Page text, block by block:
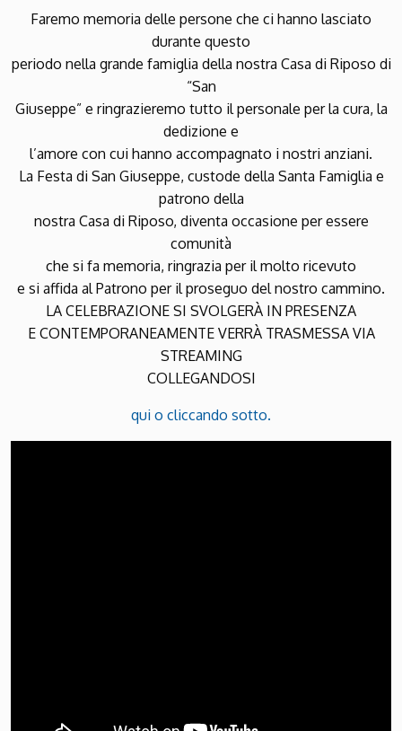
Faremo memoria delle persone che ci hanno lasciato
durante questo
periodo nella grande famiglia della nostra Casa di Riposo di
“San
Giuseppe” e ringrazieremo tutto il personale per la cura, la
dedizione e
l’amore con cui hanno accompagnato i nostri anziani.
La Festa di San Giuseppe, custode della Santa Famiglia e
patrono della
nostra Casa di Riposo, diventa occasione per essere
comunità
che si fa memoria, ringrazia per il molto ricevuto
e si affida al Patrono per il proseguo del nostro cammino.
LA CELEBRAZIONE SI SVOLGERÀ IN PRESENZA
E CONTEMPORANEAMENTE VERRÀ TRASMESSA VIA
STREAMING
COLLEGANDOSI
qui o cliccando sotto.